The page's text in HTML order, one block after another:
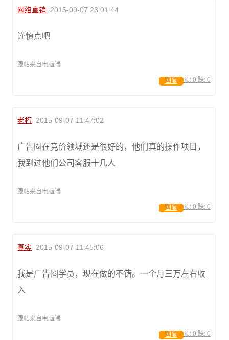
网络直销 2015-09-07 23:01:44
谨慎点吧
跟帖来自电脑端
顶: 0 踩: 0
回复
老朽 2015-09-07 11:47:02
广告圈在竞价领域还是很好的，他们真的操作项目，
我到过他们公司客服十几人
跟帖来自电脑端
顶: 0 踩: 0
回复
真实 2015-09-07 11:45:06
我是广告圈学员，现在做的不错。一个月三万左右收
入
跟帖来自电脑端
顶: 0 踩: 0
回复